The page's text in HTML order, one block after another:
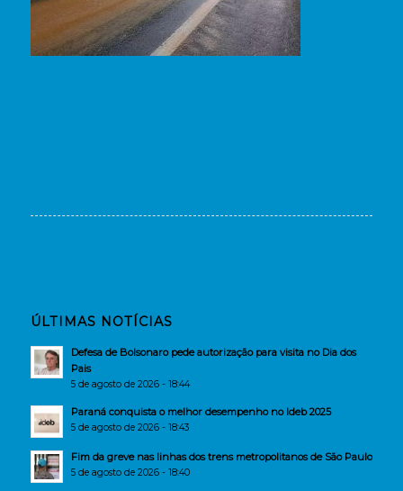
ÚLTIMAS NOTÍCIAS
Defesa de Bolsonaro pede autorização para visita no Dia dos
Pais
5 de agosto de 2026 - 18:44
Paraná conquista o melhor desempenho no Ideb 2025
5 de agosto de 2026 - 18:43
Fim da greve nas linhas dos trens metropolitanos de São Paulo
5 de agosto de 2026 - 18:40